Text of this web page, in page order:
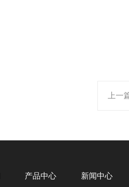
上一
产品中心 新闻中心